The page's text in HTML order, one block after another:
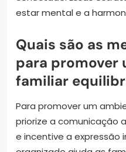
estar mental e a
Quais são as
para promover
familiar
Para promover um
priorize a comunicação
e incentive a expressão